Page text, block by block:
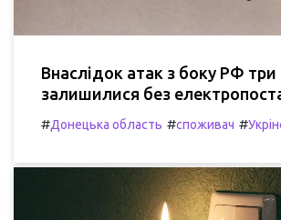
Внаслідок атак з боку РФ три
залишилися без
#Донецька область #споживач #